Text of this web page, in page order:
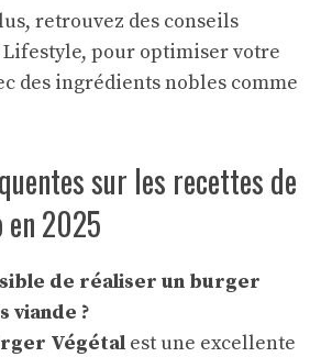
retrouvez des conseils
Lifestyle, pour optimiser votre
des ingrédients nobles comme
sur les recettes de
en 2025
de réaliser un burger
viande ?
Végétal est une excellente